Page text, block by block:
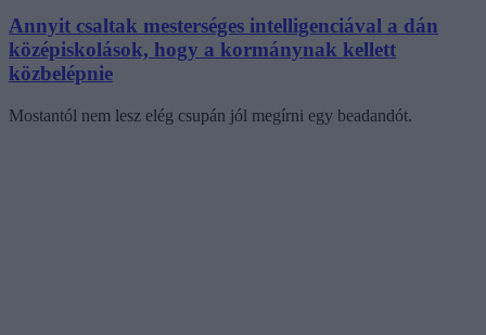
Annyit csaltak mesterséges intelligenciával a dán
középiskolások, hogy a kormánynak kellett
közbelépnie
Mostantól nem lesz elég csupán jól megírni egy beadandót.